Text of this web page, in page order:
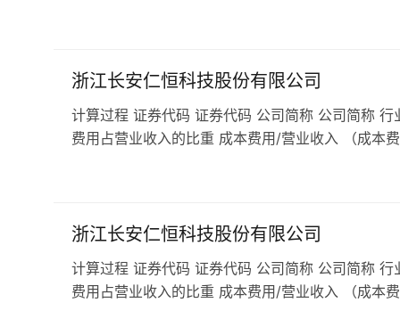
浙江长安仁恒科技股份有限公司
计算过程 证券代码 证券代码 公司简称 公司简称
费用占营业收入的比重 成本费用/营业收入 （成本
浙江长安仁恒科技股份有限公司
计算过程 证券代码 证券代码 公司简称 公司简称
费用占营业收入的比重 成本费用/营业收入 （成本